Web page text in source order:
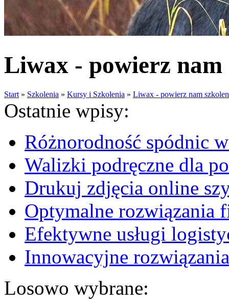
Liwax - powierz
Start » Szkolenia » Kursy i Szkolenia » Liwax - powierz nam
Ostatnie wpisy:
Różnorodność spódnic
Walizki podręczne dla
Drukuj zdjęcia online
Optymalne rozwiązania
Efektywne usługi
Innowacyjne
Losowo wybrane: